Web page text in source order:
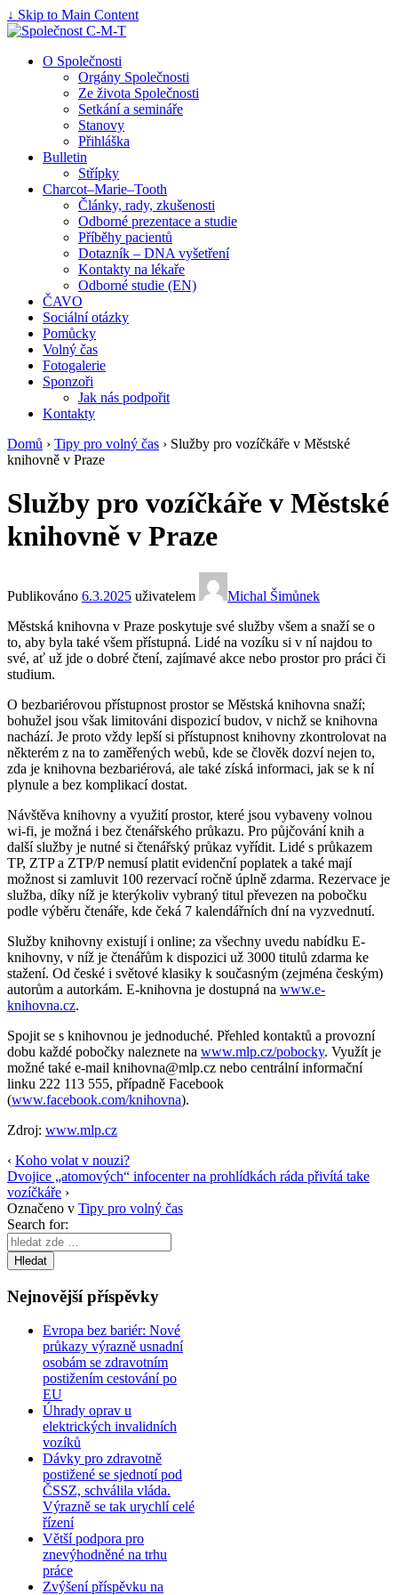
↓ Skip to Main Content
O Společnosti
Orgány Společnosti
Ze života Společnosti
Setkání a semináře
Stanovy
Přihláška
Bulletin
Střípky
Charcot–Marie–Tooth
Články, rady, zkušenosti
Odborné prezentace a studie
Příběhy pacientů
Dotazník – DNA vyšetření
Kontakty na lékaře
Odborné studie (EN)
ČAVO
Sociální otázky
Pomůcky
Volný čas
Fotogalerie
Sponzoři
Jak nás podpořit
Kontakty
Domů › Tipy pro volný čas › Služby pro vozíčkáře v Městské
knihovně v Praze
Služby pro vozíčkáře v Městské
knihovně v Praze
Publikováno 6.3.2025 uživatelem
Michal Šimůnek
Městská knihovna v Praze poskytuje své služby všem a snaží se o
to, aby byla také všem přístupná. Lidé na vozíku si v ní najdou to
své, ať už jde o dobré čtení, zajímavé akce nebo prostor pro práci či
studium.
O bezbariérovou přístupnost prostor se Městská knihovna snaží;
bohužel jsou však limitováni dispozicí budov, v nichž se knihovna
nachází. Je proto vždy lepší si přístupnost knihovny zkontrolovat na
některém z na to zaměřených webů, kde se člověk dozví nejen to,
zda je knihovna bezbariérová, ale také získá informaci, jak se k ní
plynule a bez komplikací dostat.
Návštěva knihovny a využití prostor, které jsou vybaveny volnou
wi-fi, je možná i bez čtenářského průkazu. Pro půjčování knih a
další služby je nutné si čtenářský průkaz vyřídit. Lidé s průkazem
TP, ZTP a ZTP/P nemusí platit evidenční poplatek a také mají
možnost si zamluvit 100 rezervací ročně úplně zdarma. Rezervace je
služba, díky níž je kterýkoliv vybraný titul převezen na pobočku
podle výběru čtenáře, kde čeká 7 kalendářních dní na vyzvednutí.
Služby knihovny existují i online; za všechny uvedu nabídku E-
knihovny, v níž je čtenářům k dispozici už 3000 titulů zdarma ke
stažení. Od české i světové klasiky k současným (zejména českým)
autorům a autorkám. E-knihovna je dostupná na www.e-
knihovna.cz.
Spojit se s knihovnou je jednoduché. Přehled kontaktů a provozní
dobu každé pobočky naleznete na www.mlp.cz/pobocky. Využít je
možné také e-mail knihovna@mlp.cz nebo centrální informační
linku 222 113 555, případně Facebook
(www.facebook.com/knihovna).
Zdroj: www.mlp.cz
‹ Koho volat v nouzi?
Dvojice „atomových“ infocenter na prohlídkách ráda přivítá take
vozíčkáře ›
Označeno v Tipy pro volný čas
Search for:
Nejnovější příspěvky
Evropa bez bariér: Nové
průkazy výrazně usnadní
osobám se zdravotním
postižením cestování po
EU
Úhrady oprav u
elektrických invalidních
vozíků
Dávky pro zdravotně
postižené se sjednotí pod
ČSSZ, schválila vláda.
Výrazně se tak urychlí celé
řízení
Větší podpora pro
znevýhodněné na trhu
práce
Zvýšení příspěvku na